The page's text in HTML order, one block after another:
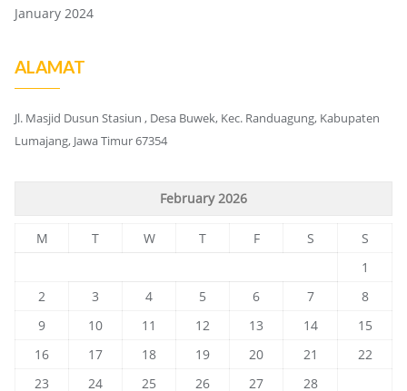
January 2024
ALAMAT
Jl. Masjid Dusun Stasiun , Desa Buwek, Kec. Randuagung, Kabupaten
Lumajang, Jawa Timur 67354
February 2026
M T W T F S
S
1
2
3 4 5 6 7
8
9
10 11 12 13 14
15
16
17 18 19 20 21
22
23
24 25 26 27 28